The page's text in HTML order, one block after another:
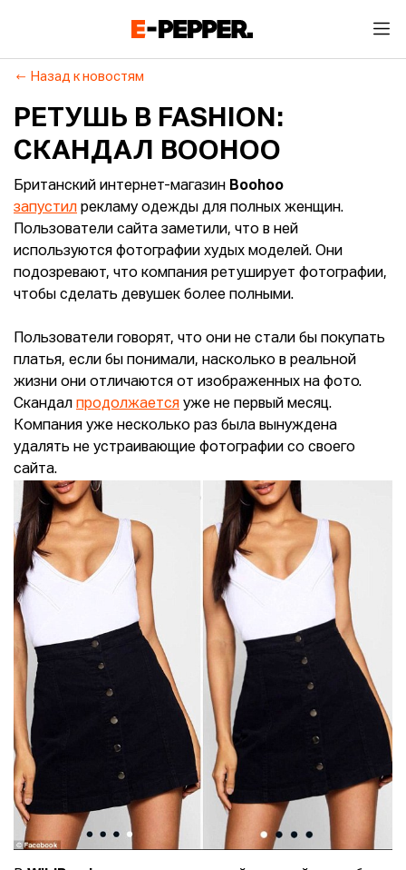
Назад к новостям
РЕТУШЬ В FASHION:
СКАНДАЛ BOOHOO
Британский интернет-магазин Boohoo
запустил рекламу одежды для полных женщин.
Пользователи сайта заметили, что в ней
используются фотографии худых моделей. Они
подозревают, что компания ретуширует фотографии,
чтобы сделать девушек более полными.
Пользователи говорят, что они не стали бы покупать
платья, если бы понимали, насколько в реальной
жизни они отличаются от изображенных на фото.
Скандал продолжается уже не первый месяц.
Компания уже несколько раз была вынуждена
удалять не устраивающие фотографии со своего
сайта.